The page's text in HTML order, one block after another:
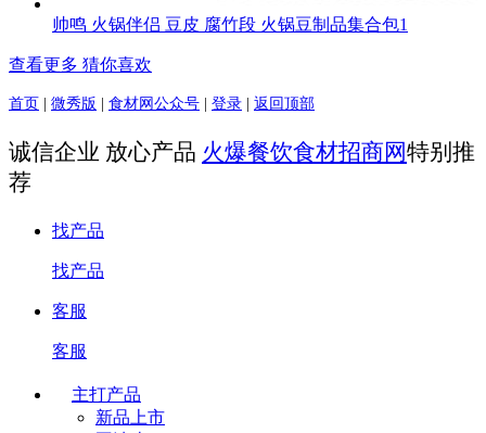
帅鸣 火锅伴侣 豆皮 腐竹段 火锅豆制品集合包1
查看更多 猜你喜欢
首页 微秀版 食材网公众号 登录 返回顶部
诚信企业 放心产品 火爆餐饮食材招商网特别推
荐
找产品
找产品
客服
客服
主打产品
新品上市